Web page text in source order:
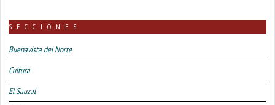
SECCIONES
Buenavista del Norte
Cultura
El Sauzal